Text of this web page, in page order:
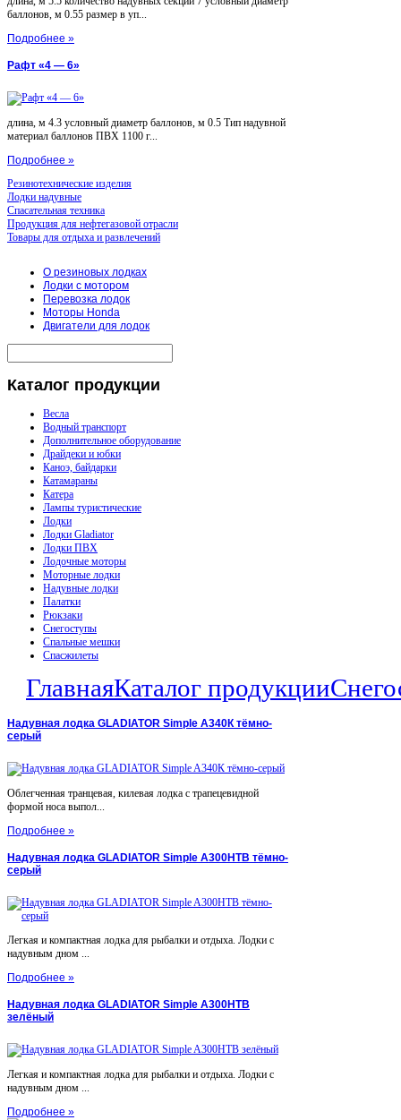
баллонов, м 0.55 размер в уп...
Подробнее »
Рафт «4 — 6»
длина, м 4.3 условный диаметр баллонов, м 0.5 Тип надувной
материал баллонов ПВХ 1100 г...
Подробнее »
Резинотехнические изделия
Лодки надувные
Спасательная техника
Продукция для нефтегазовой отрасли
Товары для отдыха и развлечений
О резиновых лодках
Лодки с мотором
Перевозка лодок
Моторы Honda
Двигатели для лодок
Каталог продукции
Весла
Водный транспорт
Дополнительное оборудование
Драйдеки и юбки
Каноэ, байдарки
Катамараны
Катера
Лампы туристические
Лодки
Лодки Gladiator
Лодки ПВХ
Лодочные моторы
Моторные лодки
Надувные лодки
Палатки
Рюкзаки
Снегоступы
Спальные мешки
Спасжилеты
ГлавнаяКаталог продукции
Надувная лодка GLADIATOR Simple A340К тёмно-
серый
Облегченная транцевая, килевая лодка с трапецевидной
формой носа выпол...
Подробнее »
Надувная лодка GLADIATOR Simple A300НТВ тёмно-
серый
Легкая и компактная лодка для рыбалки и отдыха. Лодки с
надувным дном ...
Подробнее »
Надувная лодка GLADIATOR Simple A300НТВ
зелёный
Легкая и компактная лодка для рыбалки и отдыха. Лодки с
надувным дном ...
Подробнее »